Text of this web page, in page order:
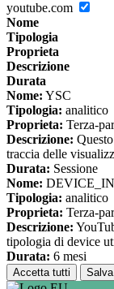
youtube.com
Nome
Tipologia
Proprieta
Descrizione
Durata
Nome: YSC
Tipologia: analitico
Proprieta: Terza-
Descrizione:
traccia delle
Durata: Sessione
Nome:
Tipologia: analitico
Proprieta: Terza-
Descrizione:
tipologia di device
Durata: 6 mesi
Accetta tutti